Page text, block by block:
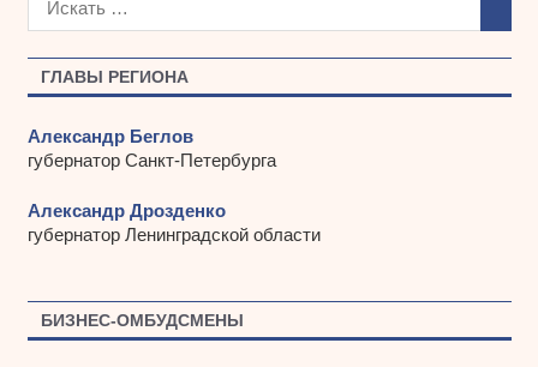
ГЛАВЫ РЕГИОНА
Александр Беглов
губернатор Санкт-Петербурга
Александр Дрозденко
губернатор Ленинградской области
БИЗНЕС-ОМБУДСМЕНЫ
ы